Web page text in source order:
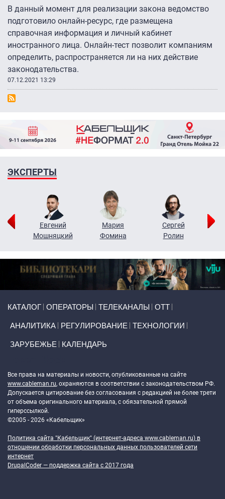
В данный момент для реализации закона ведомство
подготовило онлайн-ресурс, где размещена
справочная информация и личный кабинет
иностранного лица. Онлайн-тест позволит компаниям
определить, распространяется ли на них действие
законодательства.
07.12.2021 13:29
ЭКСПЕРТЫ
Евгений
Мошняцкий
Мария
Фомина
Сергей
Ролин
КАТАЛОГ ОПЕРАТОРЫ ТЕЛЕКАНАЛЫ ОТТ
АНАЛИТИКА РЕГУЛИРОВАНИЕ ТЕХНОЛОГИИ
ЗАРУБЕЖЬЕ КАЛЕНДАРЬ
Все права на материалы и новости, опубликованные на сайте
www.cableman.ru, охраняются в соответствии с законодательством РФ.
Допускается цитирование без согласования с редакцией не более трети
от объема оригинального материала, с обязательной прямой
гиперссылкой.
©2005 - 2026 «Кабельщик»
Политика сайта "Кабельщик" (интернет-адреса www.cableman.ru) в
отношении обработки персональных данных пользователей сети
интернет
DrupalCoder — поддержка сайта c 2017 года